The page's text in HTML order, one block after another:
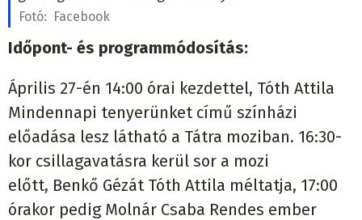
Fotó: Facebook
Időpont- és programmódosítás:
Április 27-én 14:00 órai kezdettel, Tóth Attila
Mindennapi tenyerünket című színházi
előadása lesz látható a Tátra moziban. 16:30-
kor csillagavatásra kerül sor a mozi
előtt, Benkő Gézát Tóth Attila méltatja, 17:00
órakor pedig Molnár Csaba Rendes ember